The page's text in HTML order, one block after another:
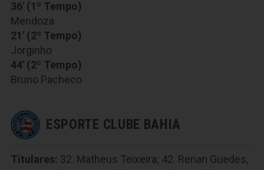
36' (1º Tempo)
Mendoza
21' (2º Tempo)
Jorginho
44' (2º Tempo)
Bruno Pacheco
ESPORTE CLUBE BAHIA
Titulares: 32. Matheus Teixeira; 42. Renan Guedes,